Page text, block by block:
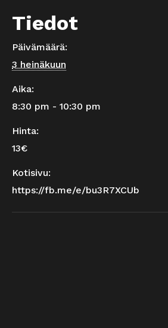
Tiedot
Päivämäärä:
3 heinäkuun
Aika:
8:30 pm - 10:30 pm
Hinta:
13€
Kotisivu:
https://fb.me/e/bu3R7XCUb